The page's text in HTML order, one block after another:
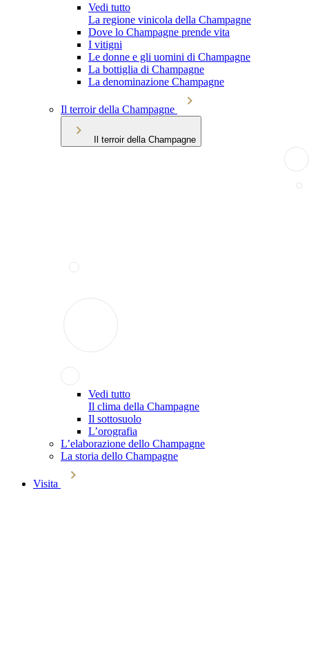
Vedi tutto
La regione vinicola della Champagne
Dove lo Champagne prende vita
I vitigni
Le donne e gli uomini di Champagne
La bottiglia di Champagne
La denominazione Champagne
Il terroir della Champagne
Il terroir della Champagne
Vedi tutto
Il clima della Champagne
Il sottosuolo
L’orografia
L’elaborazione dello Champagne
La storia dello Champagne
Visita